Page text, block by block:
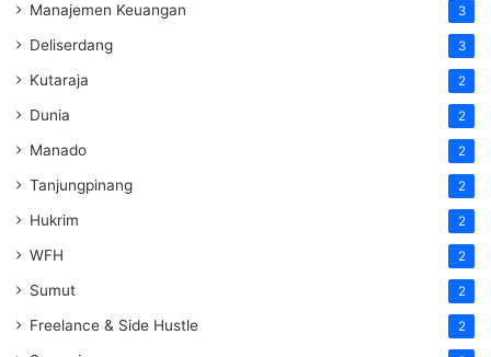
Manajemen Keuangan 3
Deliserdang 3
Kutaraja 2
Dunia 2
Manado 2
Tanjungpinang 2
Hukrim 2
WFH 2
Sumut 2
Freelance & Side Hustle 2